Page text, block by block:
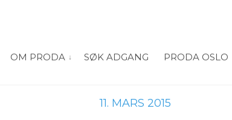
OM PRODA vis submeny for “Om PRODA”
SØK ADGANG PRODA OSLO
11. MARS 2015